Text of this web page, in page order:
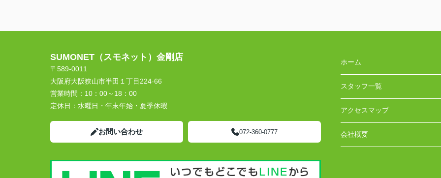
SUMONET（スモネット）金剛店
〒589-0011
大阪府大阪狭山市半田１丁目224-66
営業時間： 10：00～18：00
定休日： 水曜日・年末年始・夏季休暇
お問い合わせ 072-360-0777
ホーム
スタッフ一覧
アクセスマップ
会社概要